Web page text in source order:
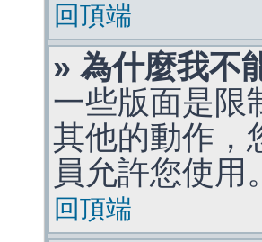
回頂端
» 為什麼我不
一些版面是限
其他的動作，
員允許您使用。
回頂端